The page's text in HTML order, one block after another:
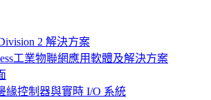
2 解決方案
工業物聯網應用軟體及解決方案
緣控制器與實時 I/O 系統